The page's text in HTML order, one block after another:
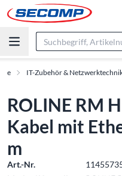
IT-Zubehör &
ROLINE RM
Kabel mit
m
Art.-Nr.